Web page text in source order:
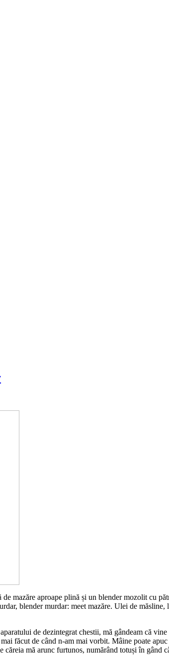
mazăre aproape plină și un blender mozolit cu
blender murdar: meet mazăre. Ulei de
de dezintegrat chestii, mă gândeam că
făcut de când n-am mai vorbit. Mâine poate
mă arunc furtunos, numărând totuși în